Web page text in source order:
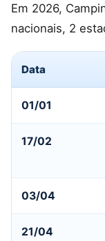
Em 2026,
nacionais, 2
Data
01/01
17/02
03/04
21/04